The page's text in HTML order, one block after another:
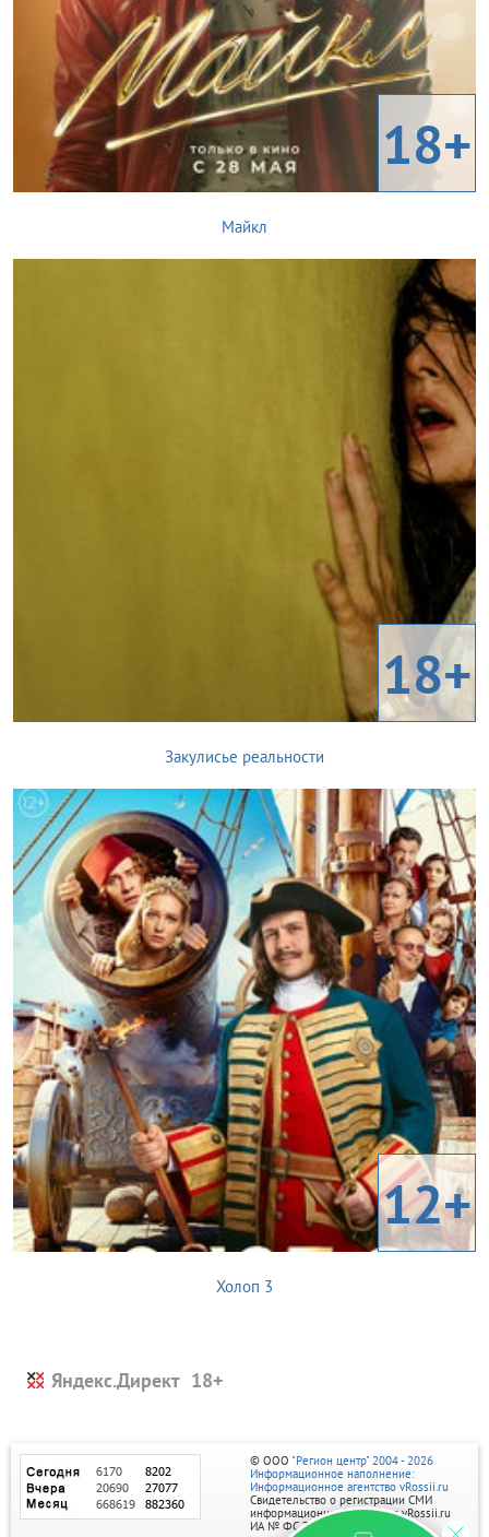
18+
Майкл
18+
Закулисье реальности
12+
Холоп 3
Яндекс.Директ
© ООО "Регион центр" 2004 - 2026
Информационное наполнение:
Информационное агентство vRossii.ru
Свидетельство о регистрации СМИ
информационного агентства vRossii.ru
ИА № ФС 77‑35502